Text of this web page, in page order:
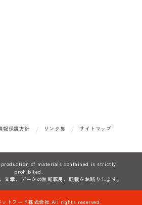
報保護方針 リンク集 サイトマップ
of materials contained is strictly
prohibited.
文章、データの無断転用、転載をお断りします。
トフード株式会社.All rights reserved.